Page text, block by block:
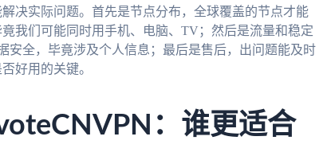
决实际问题。首先是节点分布，全球覆盖的节点才能
我们可能同时用手机、电脑、TV；然后是流量和稳定
安全，毕竟涉及个人信息；最后是售后，出问题能及时
好用的关键。
：谁更适合